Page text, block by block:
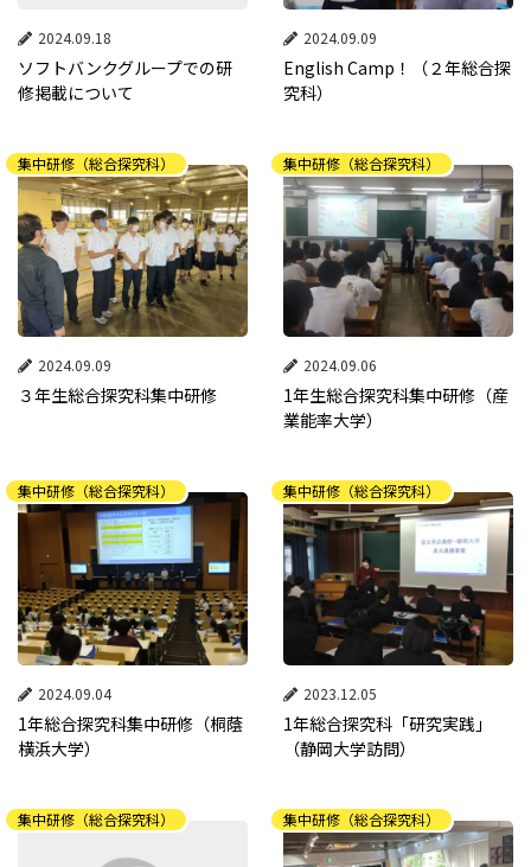
2024.09.18
ソフトバンクグループでの研
修掲載について
2024.09.09
English Camp！（２年総合探
究科）
集中研修（総合探究科）
2024.09.09
３年生総合探究科集中研修
集中研修（総合探究科）
2024.09.06
1年生総合探究科集中研修（産
業能率大学）
集中研修（総合探究科）
2024.09.04
1年総合探究科集中研修（桐蔭
横浜大学）
集中研修（総合探究科）
2023.12.05
1年総合探究科「研究実践」
（静岡大学訪問）
集中研修（総合探究科） 集中研修（総合探究科）